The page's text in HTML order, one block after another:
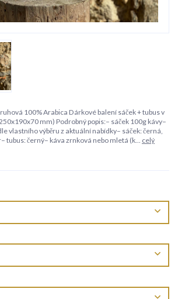
100% Arabica Dárkové balení sáček + tubus v
mm) Podrobný popis:– sáček 100g kávy–
vlastního výběru z aktuální nabídky– sáček: černá,
tubus: černý– káva zrnková nebo mletá (k... celý